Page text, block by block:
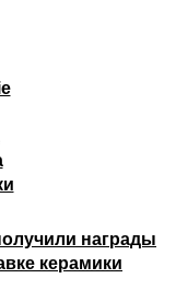
награды
керамики